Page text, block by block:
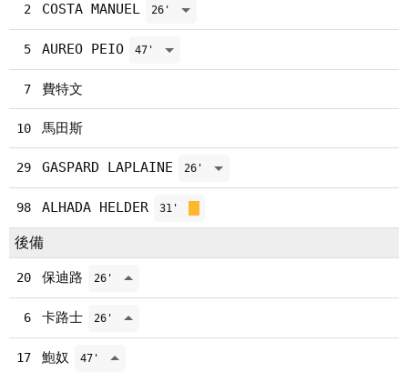
2 COSTA MANUEL 26'
5 AUREO PEIO 47'
7 費特文
10 馬田斯
29 GASPARD LAPLAINE 26'
98 ALHADA HELDER 31'
後備
20 保迪路 26'
6 卡路士 26'
17 鮑奴 47'